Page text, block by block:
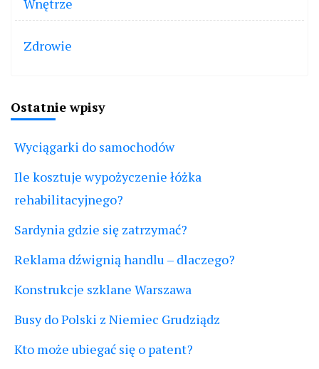
Zdrowie
Ostatnie wpisy
Wyciągarki do samochodów
Ile kosztuje wypożyczenie łóżka
rehabilitacyjnego?
Sardynia gdzie się zatrzymać?
Reklama dźwignią handlu – dlaczego?
Konstrukcje szklane Warszawa
Busy do Polski z Niemiec Grudziądz
Kto może ubiegać się o patent?